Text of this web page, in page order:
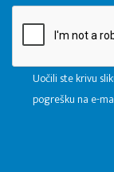
Uočili ste krivu
pogrešku na e-